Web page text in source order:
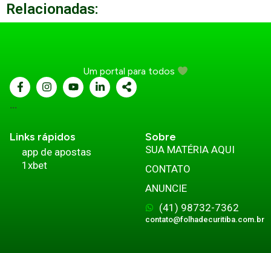
Relacionadas:
Um portal para todos
...
Links rápidos
app de apostas
1xbet
Sobre
SUA MATÉRIA AQUI
CONTATO
ANUNCIE
(41) 98732-7362
contato@folhadecuritiba.com.br